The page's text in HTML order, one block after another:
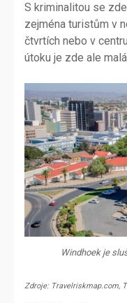
S kriminalitou se
zejména turistům v
čtvrtích nebo v
útoku je zde ale
Windhoek je
Zdroje: Travelriskmap.com,